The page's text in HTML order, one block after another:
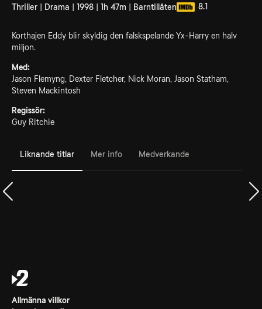
Thriller | Drama | 1998 | 1h 47m | Barntillåten 8.1
Korthajen Eddy blir skyldig den falskspelande Yx-Harry en halv
miljon.
Med:
Jason Flemyng, Dexter Fletcher, Nick Moran, Jason Statham,
Steven Mackintosh
Regissör:
Guy Ritchie
Liknande titlar Mer info Medverkande
Allmänna villkor